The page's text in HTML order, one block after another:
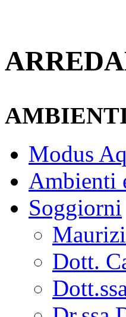
Modus
Ambienti
Soggiorni
Dott.